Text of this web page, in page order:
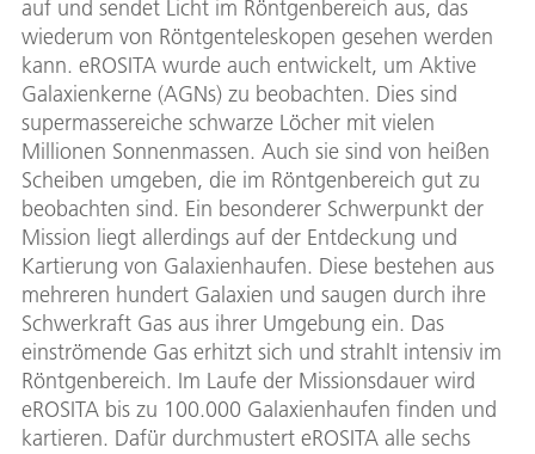
auf und sendet Licht im Röntgenbereich aus, das
wiederum von Röntgenteleskopen gesehen werden
kann. eROSITA wurde auch entwickelt, um Aktive
Galaxienkerne (AGNs) zu beobachten. Dies sind
supermassereiche schwarze Löcher mit vielen
Millionen Sonnenmassen. Auch sie sind von heißen
Scheiben umgeben, die im Röntgenbereich gut zu
beobachten sind. Ein besonderer Schwerpunkt der
Mission liegt allerdings auf der Entdeckung und
Kartierung von Galaxienhaufen. Diese bestehen aus
mehreren hundert Galaxien und saugen durch ihre
Schwerkraft Gas aus ihrer Umgebung ein. Das
einströmende Gas erhitzt sich und strahlt intensiv im
Röntgenbereich. Im Laufe der Missionsdauer wird
eROSITA bis zu 100.000 Galaxienhaufen finden und
kartieren. Dafür durchmustert eROSITA alle sechs